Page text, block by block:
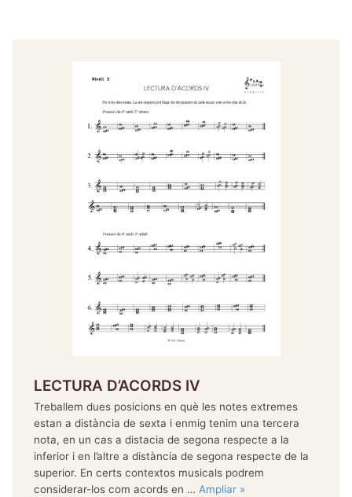
LECTURA D’ACORDS IV
Treballem dues posicions en què les notes extremes
estan a distància de sexta i enmig tenim una tercera
nota, en un cas a distacia de segona respecte a la
inferior i en l’altre a distància de segona respecte de la
superior. En certs contextos musicals podrem
considerar-los com acords en … Ampliar »